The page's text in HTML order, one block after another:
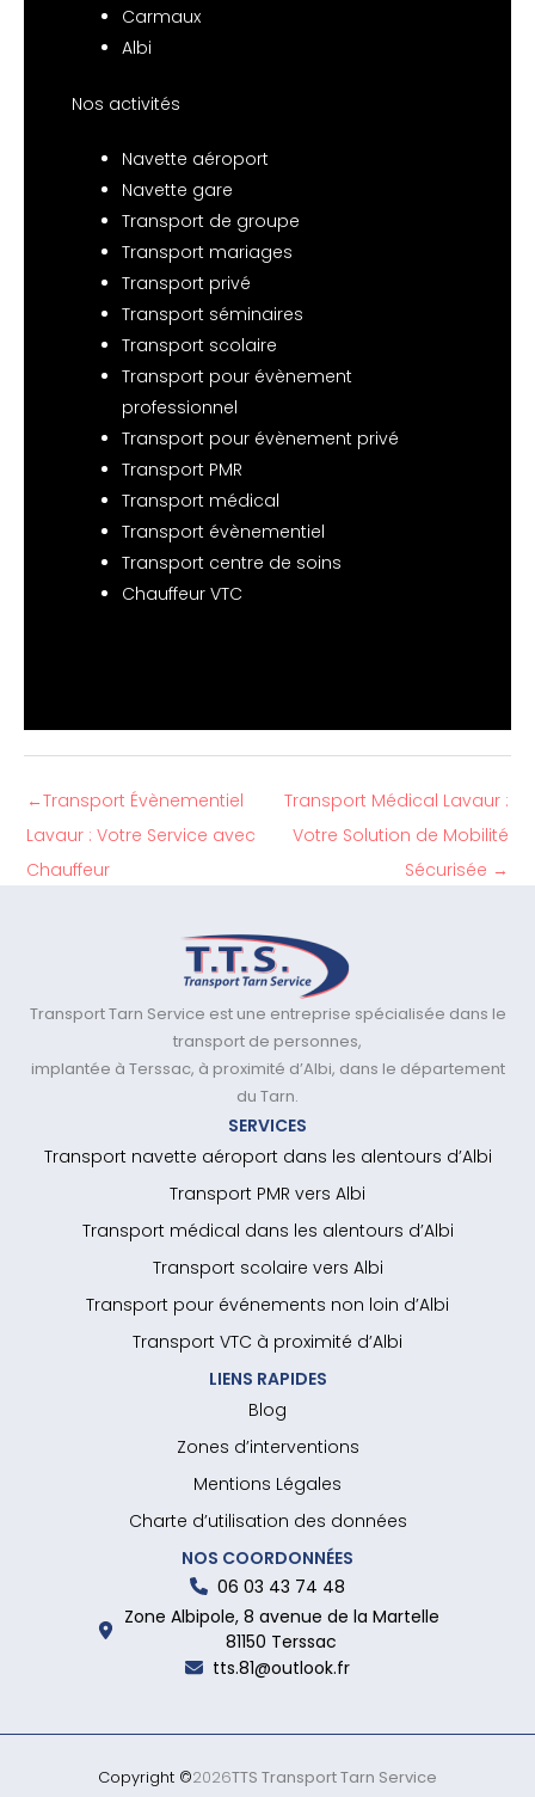
Carmaux
Albi
Nos activités
Navette aéroport
Navette gare
Transport de groupe
Transport mariages
Transport privé
Transport séminaires
Transport scolaire
Transport pour évènement
professionnel
Transport pour évènement privé
Transport PMR
Transport médical
Transport évènementiel
Transport centre de soins
Chauffeur VTC
←Transport Évènementiel
Lavaur : Votre Service avec
Chauffeur
Transport Médical Lavaur :
Votre Solution de Mobilité
Sécurisée →
Transport Tarn Service est une entreprise spécialisée dans le
transport de personnes,
implantée à Terssac, à proximité d’Albi, dans le département
du Tarn.
SERVICES
Transport navette aéroport dans les alentours d’Albi
Transport PMR vers Albi
Transport médical dans les alentours d’Albi
Transport scolaire vers Albi
Transport pour événements non loin d’Albi
Transport VTC à proximité d’Albi
LIENS RAPIDES
Blog
Zones d’interventions
Mentions Légales
Charte d’utilisation des données
NOS COORDONNÉES
06 03 43 74 48
Zone Albipole, 8 avenue de la Martelle
81150 Terssac
tts.81@outlook.fr
Copyright ©2026TTS Transport Tarn Service